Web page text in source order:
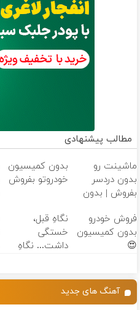
مطالب پیشنهادی
ماشینت رو
بدون دردسر
بفروش | بدون
بدون کمیسیون
خودروتو بفروش
فروش خودرو
بدون کمیسیون
😍
نگاهِ قبل،
خستگی
داشت... نگاهِ
تخفیفآهنگ های جدید